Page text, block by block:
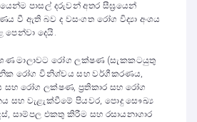
පාසල් දරුවන් අතර සීඝ්‍රයෙන්
වී ඇති බව ද වසංගත රෝග විද්‍යා අංශය
පෙන්වා දෙයි.
මාලාවට රෝග ලක්ෂණ (සැකකටයුතු
රෝග විනිශ්චය සහ වර්ගීකරණය,
රෝග ලක්ෂණ, ප්‍රතිකාර සහ රෝග
සහ වැළැක්වීමේ පියවර, පොදු සෞඛ්‍ය
සාම්පල එකතු කිරීම සහ රසායනාගාර